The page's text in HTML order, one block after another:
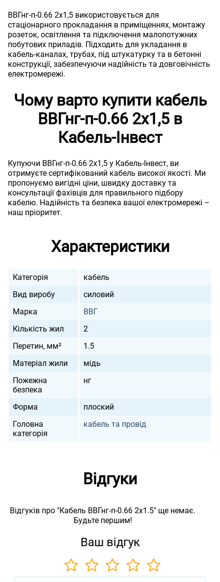
ВВГнг-п-0.66 2х1,5 використовується для
стаціонарного прокладання в приміщеннях, монтажу
розеток, освітлення та підключення малопотужних
побутових приладів. Підходить для укладання в
кабель-каналах, трубах, під штукатурку та в бетонні
конструкції, забезпечуючи надійність та довговічність
електромережі.
Чому варто купити кабель
ВВГнг-п-0.66 2х1,5 в
Кабель-Інвест
Купуючи ВВГнг-п-0.66 2х1,5 у Кабель-Інвест, ви
отримуєте сертифікований кабель високої якості. Ми
пропонуємо вигідні ціни, швидку доставку та
консультації фахівців для правильного підбору
кабелю. Надійність та безпека вашої електромережі –
наш пріоритет.
Характеристики
Категорія
кабель
Вид виробу
силовий
Марка
ВВГ
Кількість жил
2
Перетин, мм²
1.5
Матеріал жили
мідь
Пожежна
безпека
нг
Форма
плоский
Головна
категорія
кабель та провід
Відгуки
Відгуків про "Кабель ВВГнг-п-0.66 2х1.5" ще немає.
Будьте першим!
Ваш відгук